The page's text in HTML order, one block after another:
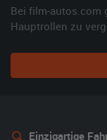
Bei film-autos.com
Hauptrollen zu
Einzigartige